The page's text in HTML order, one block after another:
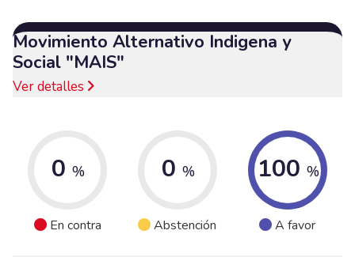
Movimiento Alternativo Indigena y
Social "MAIS"
Ver detalles
0 %
En contra
0 %
Abstención
100 %
A favor